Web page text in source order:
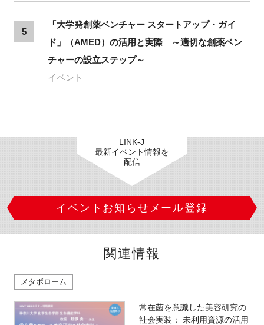
5
「大学発創薬ベンチャー スタートアップ・ガイ
ド」（AMED）の活用と実際 ～適切な創薬ベン
チャーの設立ステップ～
イベント
LINK-J
最新イベント情報を
配信
イベントお知らせメール登録
関連情報
メタボローム
常在菌を意識した美容研究の
社会実装： 未利用資源の活用